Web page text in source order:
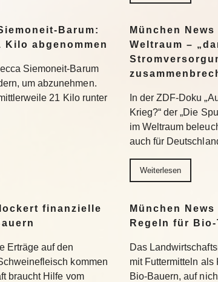
Barum:
Kilo abgenommen
Siemoneit-Barum
um abzunehmen.
21 Kilo runter
München
Weltraum –
In der ZDF-Doku
Krieg?“ der „Die
im Weltraum
auch für
Weiterlesen
finanzielle
Erträge auf den
kommen
braucht Hilfe vom
München
Regeln für
Das
mit Futtermitteln als
Bio-Bauern, auf